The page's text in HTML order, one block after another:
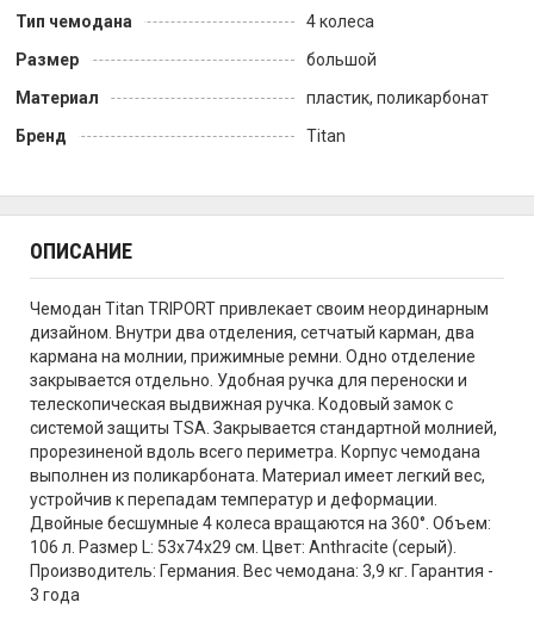
Тип чемодана
4 колеса
Размер
большой
Материал
пластик, поликарбонат
Бренд
Titan
ОПИСАНИЕ
Чемодан Titan TRIPORT привлекает своим неординарным
дизайном. Внутри два отделения, сетчатый карман, два
кармана на молнии, прижимные ремни. Одно отделение
закрывается отдельно. Удобная ручка для переноски и
телескопическая выдвижная ручка. Кодовый замок с
системой защиты TSA. Закрывается стандартной молнией,
прорезиненой вдоль всего периметра. Корпус чемодана
выполнен из поликарбоната. Материал имеет легкий вес,
устройчив к перепадам температур и деформации.
Двойные бесшумные 4 колеса вращаются на 360°. Объем:
106 л. Размер L: 53x74x29 см. Цвет: Anthracite (серый).
Производитель: Германия. Вес чемодана: 3,9 кг. Гарантия -
3 года